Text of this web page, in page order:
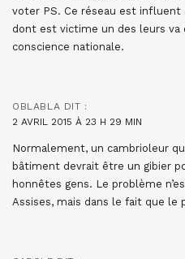
voter PS. Ce réseau est influent
dont est victime un des leurs va
conscience nationale.
OBLABLA DIT :
2 AVRIL 2015 À 23 H 29 MIN
Normalement, un cambrioleur
bâtiment devrait être un gibier
honnêtes gens. Le problème
Assises, mais dans le fait que le